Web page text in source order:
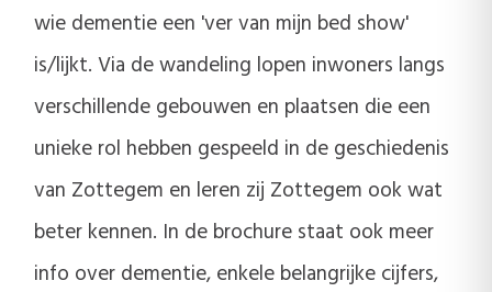
wie dementie een 'ver van mijn bed show'
is/lijkt. Via de wandeling lopen inwoners langs
verschillende gebouwen en plaatsen die een
unieke rol hebben gespeeld in de geschiedenis
van Zottegem en leren zij Zottegem ook wat
beter kennen. In de brochure staat ook meer
info over dementie, enkele belangrijke cijfers,